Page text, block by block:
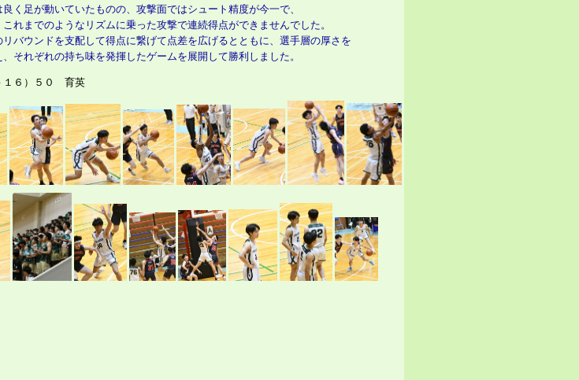
く足が動いていたものの、攻撃面ではシュート精度が今一で、
れまでのようなリズムに乗った攻撃で連続得点ができませんでした。
バウンドを支配して得点に繋げて点差を広げるとともに、選手層の厚さを
それぞれの持ち味を発揮したゲームを展開して勝利しました。
６）５０ 育英